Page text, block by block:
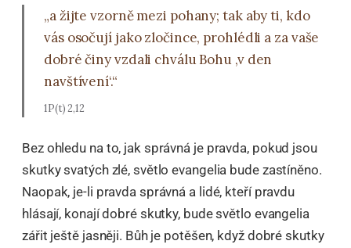
„a žijte vzorně mezi pohany; tak aby ti, kdo
vás osočují jako zločince, prohlédli a za vaše
dobré činy vzdali chválu Bohu ‚v den
navštívení‘.“
1P(t) 2,12
Bez ohledu na to, jak správná je pravda, pokud jsou
skutky svatých zlé, světlo evangelia bude zastíněno.
Naopak, je-li pravda správná a lidé, kteří pravdu
hlásají, konají dobré skutky, bude světlo evangelia
zářit ještě jasněji. Bůh je potěšen, když dobré skutky